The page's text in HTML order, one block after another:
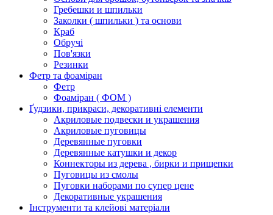
Гребешки и шпильки
Заколки ( шпильки ) та основи
Краб
Обручі
Пов'язки
Резинки
Фетр та фоаміран
Фетр
Фоаміран ( ФОМ )
Ґудзики, прикраси, декоративні елементи
Акриловые подвески и украшения
Акриловые пуговицы
Деревянные пуговки
Деревянные катушки и декор
Коннекторы из дерева , бирки и прищепки
Пуговицы из смолы
Пуговки наборами по супер цене
Декоративные украшения
Інструменти та клейові матеріали